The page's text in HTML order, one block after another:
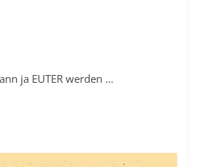
ja EUTER werden …